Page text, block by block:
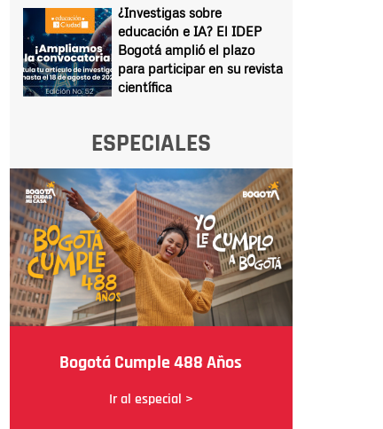
¿Investigas sobre
educación e IA? El IDEP
Bogotá amplió el plazo
para participar en su revista
científica
ESPECIALES
Bogotá Cumple 488 Años
Ir al especial >